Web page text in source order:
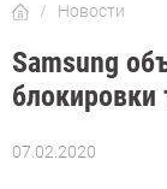
Новости
Samsung
блокировки
07.02.2020
Автор: